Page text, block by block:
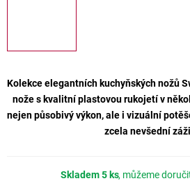
Kolekce elegantních kuchyňských nožů
nože s kvalitní plastovou rukojetí v
nejen působivý výkon, ale i vizuální
zcela nevšední
Skladem5 ks